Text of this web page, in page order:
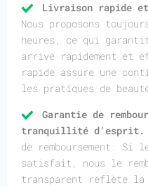
Livraison rapide
Nous proposons
heures, ce qui
arrive rapidement et
rapide assure une
les pratiques de
Garantie de
tranquillité d'esprit.
de remboursement.
satisfait, nous le
transparent reflète la